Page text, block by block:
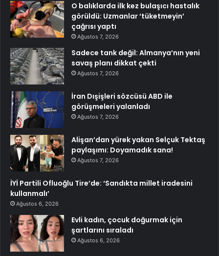
O balıklarda ilk kez bulaşıcı hastalık
görüldü: Uzmanlar ‘tüketmeyin’
çağrısı yaptı
Ağustos 7, 2026
Sadece tank değil: Almanya’nın yeni
savaş planı dikkat çekti
Ağustos 7, 2026
İran Dışişleri sözcüsü ABD ile
görüşmeleri yalanladı
Ağustos 7, 2026
Alişan’dan yürek yakan Selçuk Tektaş
paylaşımı: Doyamadık sana!
Ağustos 7, 2026
İYİ Partili Ofluoğlu Tire’de: ‘Sandıkta millet iradesini
kullanmalı’
Ağustos 6, 2026
Evli kadın, çocuk doğurmak için
şartlarını sıraladı
Ağustos 6, 2026